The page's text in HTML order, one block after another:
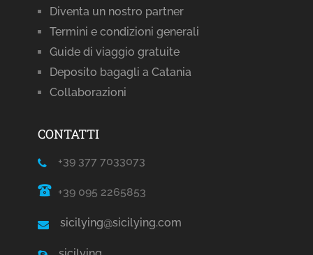
Diventa un nostro partner
Termini e condizioni generali
Guide di viaggio gratuite
Deposito bagagli a Catania
Collaborazioni
CONTATTI
+39 377 7033073
+39 095 2265853
sicilying@sicilying.com